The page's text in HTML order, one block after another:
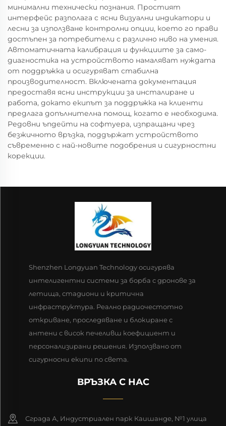
минимални технически познания. Простият
интерфейс разполага с ясни визуални индикатори и
лесни за използване контролни опции, което го прави
достъпен за потребители с различно ниво на умения.
Автоматичната калибрация и функциите за само-
диагностика на устройството намаляват нуждата
от поддръжка и осигуряват стабилна
производителност. Включената документация
предоставя ясни инструкции за инсталиране и
работа, докато екипът за поддръжка на клиенти
предлага допълнителна помощ, когато е необходима.
Редовни ъпдейти на софтуера, изпращани чрез
безжичното връзка, поддържат устройството
съвременно с най-новите подобрения и сигурностни
корекции.
Shenzhen Longyuan Technology осигурява
интелигентни системи за борба с дронове за
летища, стадиони и критична
инфраструктура. Реално радиочестотно
откриване, проследяване и блокиране с
антени с висок печеливш коефициент и
персонализирани решения. Използвано от
сигурносни екипи по света.
ВРЪЗКА С НАС
Сграда А, Индустриален парк Каишанде, №1 улица